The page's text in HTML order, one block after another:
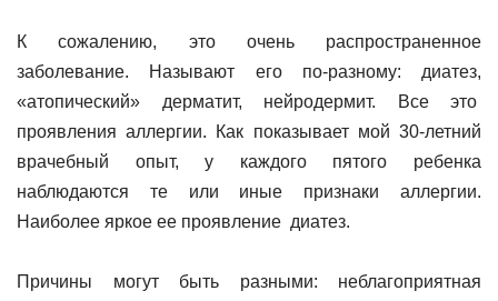
К сожалению, это очень распространенное
заболевание. Называют его по-разному: диатез,
«атопический» дерматит, нейродермит. Все это
проявления аллергии. Как показывает мой 30-летний
врачебный опыт, у каждого пятого ребенка
наблюдаются те или иные признаки аллергии.
Наиболее яркое ее проявление диатез.
Причины могут быть разными: неблагоприятная